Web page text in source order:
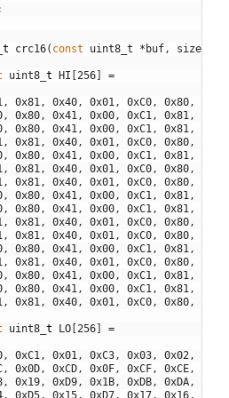
t crc16( const uint8_t * buf, size
uint8 t HI 256
=
, 0x81, 0x40, 0x01, 0xC0, 0x80,
, 0x80, 0x41, 0x00, 0xC1, 0x81,
, 0x80, 0x41, 0x00, 0xC1, 0x81,
, 0x81, 0x40, 0x01, 0xC0, 0x80,
, 0x80, 0x41, 0x00, 0xC1, 0x81,
, 0x81, 0x40, 0x01, 0xC0, 0x80,
, 0x81, 0x40, 0x01, 0xC0, 0x80,
, 0x80, 0x41, 0x00, 0xC1, 0x81,
, 0x80, 0x41, 0x00, 0xC1, 0x81,
, 0x81, 0x40, 0x01, 0xC0, 0x80,
, 0x81, 0x40, 0x01, 0xC0, 0x80,
, 0x80, 0x41, 0x00, 0xC1, 0x81,
, 0x81, 0x40, 0x01, 0xC0, 0x80,
, 0x80, 0x41, 0x00, 0xC1, 0x81,
, 0x80, 0x41, 0x00, 0xC1, 0x81,
, 0x81, 0x40, 0x01, 0xC0, 0x80,
uint8 t LO 256
=
, 0xC1, 0x01, 0xC3, 0x03, 0x02,
, 0x0D, 0xCD, 0x0F, 0xCF, 0xCE,
, 0x19, 0xD9, 0x1B, 0xDB, 0xDA,